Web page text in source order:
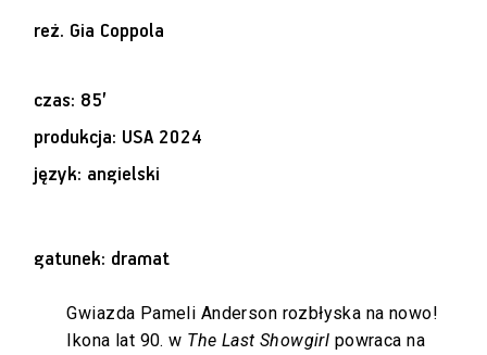
reż. Gia Coppola
czas: 85’
produkcja: USA 2024
język: angielski
gatunek: dramat
Gwiazda Pameli Anderson rozbłyska na nowo!
Ikona lat 90. w The Last Showgirl powraca na